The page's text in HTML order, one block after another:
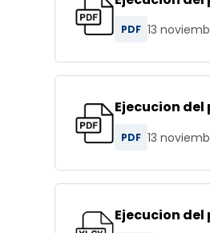
PDF 13
Ejecucion del
PDF 13
Ejecucion del